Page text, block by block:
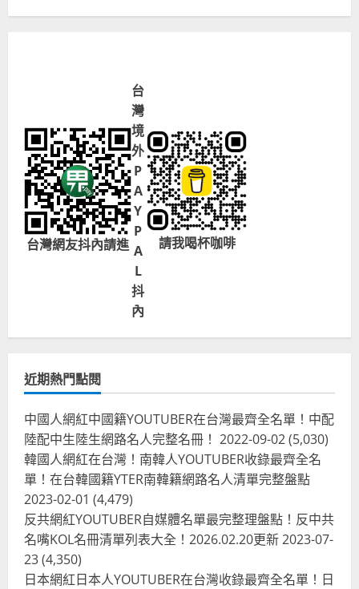
台灣網友抖內請進
台
灣
境
外
P
A
Y
P
A
L
抖
內
請我喝杯咖啡
近期熱門點閱
中國人網紅中國籍YOUTUBER在台灣最齊全名單！中配
陸配中生陸生網路名人完整名冊！ 2022-09-02(5,030)
韓國人網紅在台灣！南韓人YOUTUBER收錄最齊全名
單！在台韓國籍YTER南韓籍網路名人清單完整盤點
2023-02-01 (4,479)
反共網紅YOUTUBER自媒體名單最完整理盤點！反中共
名嘴KOL名冊清單列表大全！2026.02.20更新2023-07-
23(4,350)
日本網紅日本人YOUTUBER在台灣收錄最齊全名單！日